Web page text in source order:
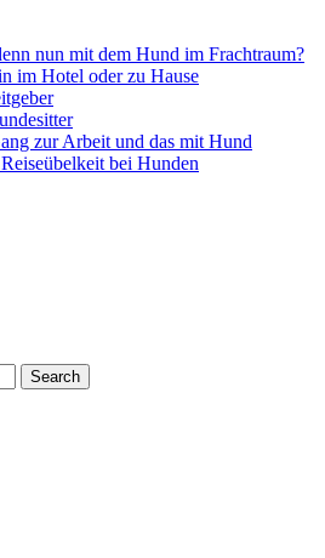
nun mit dem Hund im Frachtraum?
im Hotel oder zu Hause
zur Arbeit und das mit Hund
bei Hunden